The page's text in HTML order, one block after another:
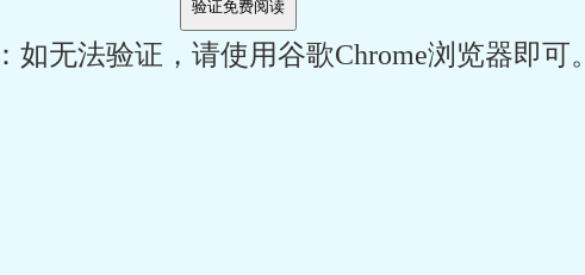
如无法验证，请使用谷歌Chrome浏览器即可。